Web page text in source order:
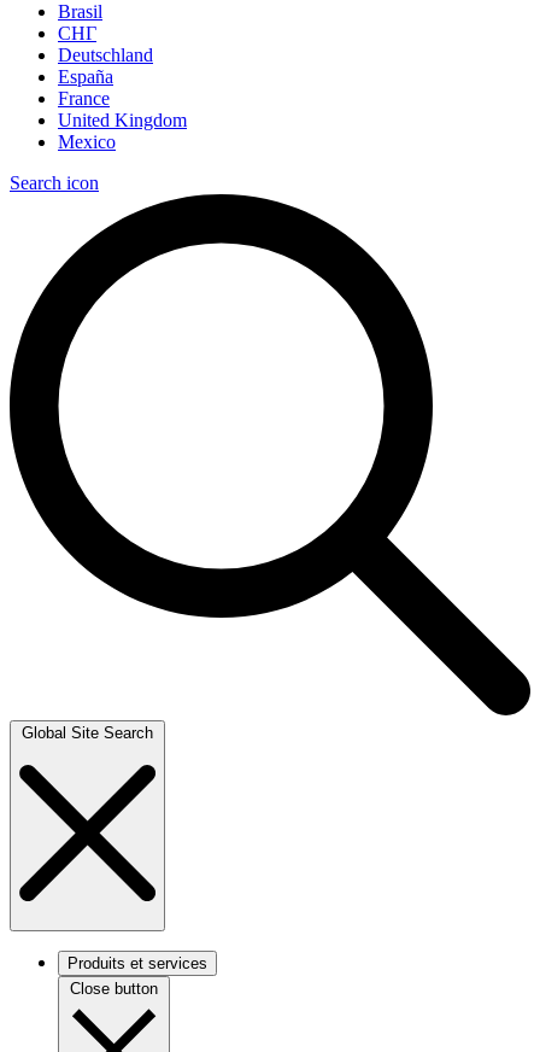
Brasil
СНГ
Deutschland
España
France
United Kingdom
Mexico
Search icon
Global Site Search
Produits et services
Close button